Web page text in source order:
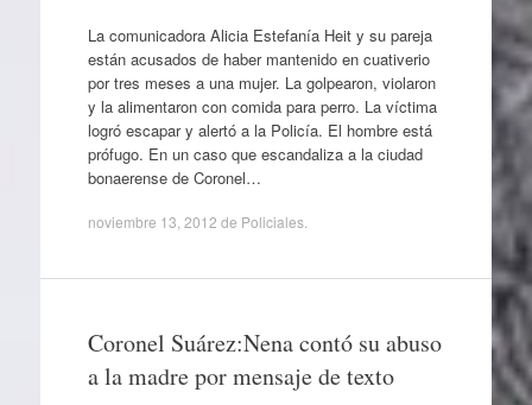
La comunicadora Alicia Estefanía Heit y su pareja
están acusados de haber mantenido en cuativerio
por tres meses a una mujer. La golpearon, violaron
y la alimentaron con comida para perro. La víctima
logró escapar y alertó a la Policía. El hombre está
prófugo. En un caso que escandaliza a la ciudad
bonaerense de Coronel…
noviembre 13, 2012 de Policiales.
Coronel Suárez:Nena contó su abuso
a la madre por mensaje de texto